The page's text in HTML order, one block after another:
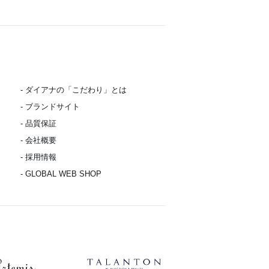
- ダイアナの「こだわり」とは
- ブランドサイト
- 品質保証
- 会社概要
- 採用情報
- GLOBAL WEB SHOP